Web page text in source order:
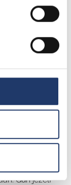
z'n
Gun jezelf